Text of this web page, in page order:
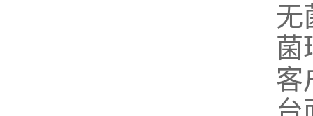
无
菌
客